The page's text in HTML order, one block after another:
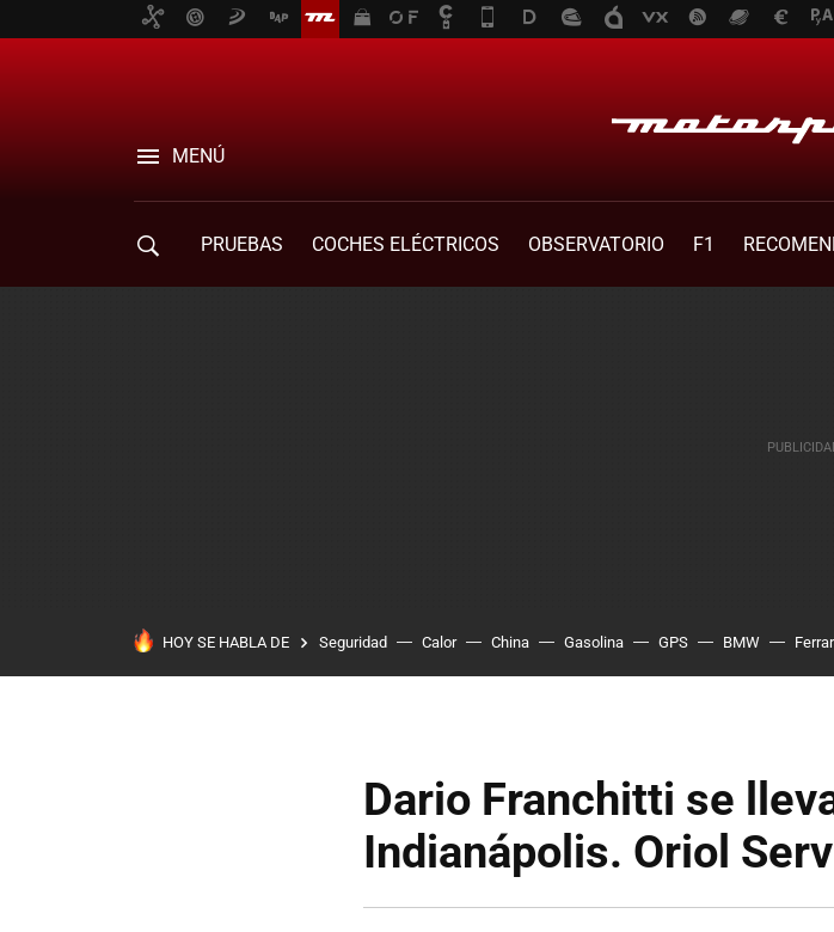
MENÚ
PRUEBAS COCHES ELÉCTRICOS OBSERVATORIO F1
HOY SE HABLA DE Seguridad Calor China Gasolina GPS BMW
Dario Franchitti se
Indianápolis. Oriol